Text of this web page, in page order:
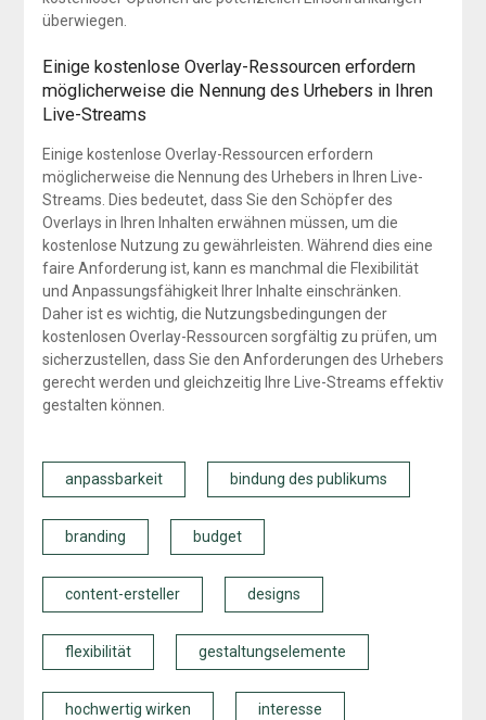
überwiegen.
Einige kostenlose Overlay-Ressourcen erfordern
möglicherweise die Nennung des Urhebers in Ihren
Live-Streams
Einige kostenlose Overlay-Ressourcen erfordern
möglicherweise die Nennung des Urhebers in Ihren Live-
Streams. Dies bedeutet, dass Sie den Schöpfer des
Overlays in Ihren Inhalten erwähnen müssen, um die
kostenlose Nutzung zu gewährleisten. Während dies eine
faire Anforderung ist, kann es manchmal die Flexibilität
und Anpassungsfähigkeit Ihrer Inhalte einschränken.
Daher ist es wichtig, die Nutzungsbedingungen der
kostenlosen Overlay-Ressourcen sorgfältig zu prüfen, um
sicherzustellen, dass Sie den Anforderungen des Urhebers
gerecht werden und gleichzeitig Ihre Live-Streams effektiv
gestalten können.
anpassbarkeit bindung des publikums
branding budget
content-ersteller designs
flexibilität gestaltungselemente
hochwertig wirken interesse